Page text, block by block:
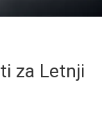
za Letnji